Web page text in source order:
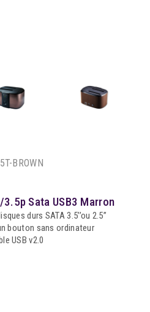
BROWN
Sata USB3 Marron
durs SATA 3.5’’ou 2.5’’
bouton sans ordinateur
USB v2.0